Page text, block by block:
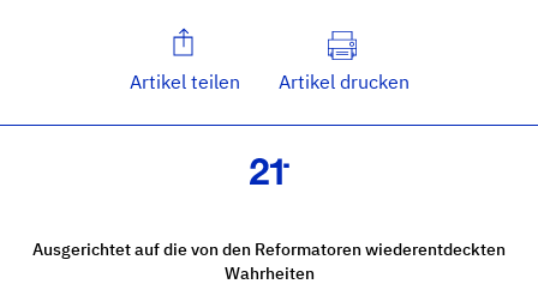
Artikel teilen Artikel drucken
Ausgerichtet auf die von den Reformatoren wiederentdeckten
Wahrheiten